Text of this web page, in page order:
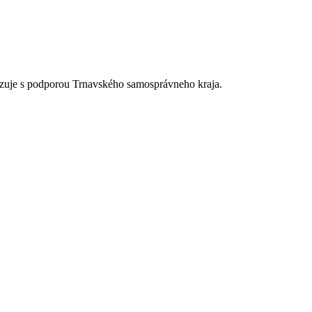
s podporou Trnavského samosprávneho kraja.